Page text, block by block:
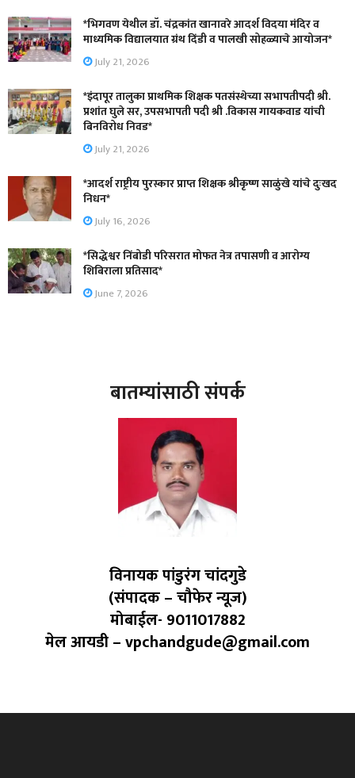
*भिगवण येथील डॉ. चंद्रकांत खानावरे आदर्श विदया मंदिर व
माध्यमिक विद्यालयात ग्रंथ दिंडी व पालखी सोहळ्याचे आयोजन*
July 21, 2026
*इंदापूर तालुका प्राथमिक शिक्षक पतसंस्थेच्या सभापतीपदी श्री.
प्रशांत घुले सर, उपसभापती पदी श्री .विकास गायकवाड यांची
बिनविरोध निवड*
July 21, 2026
*आदर्श राष्ट्रीय पुरस्कार प्राप्त शिक्षक श्रीकृष्ण साळुंखे यांचे दुःखद
निधन*
July 16, 2026
*सिद्धेश्वर निंबोडी परिसरात मोफत नेत्र तपासणी व आरोग्य
शिबिराला प्रतिसाद*
June 7, 2026
बातम्यांसाठी संपर्क
विनायक पांडुरंग चांदगुडे
(संपादक – चौफेर न्यूज)
मोबाईल- 9011017882
मेल आयडी – vpchandgude@gmail.com